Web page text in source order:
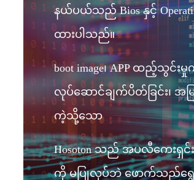
နယ်ပယ်သည် Bios နှင့်
ထားပါသည်။
boot image၊ APP ထည့်သွင်း
လုပ်ဆောင်ချက်ပိတ်ခြင်း၊ အ
ကဲ့သို့သော
Hosoton သည် အပလီကေးရှ
ကို မပြုလုပ်ဘဲ ဖောက်သည်ရွေ